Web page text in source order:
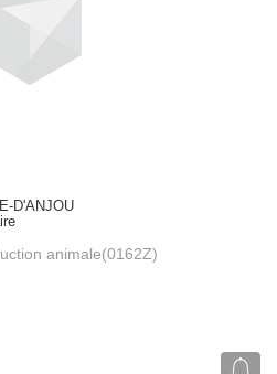
D'ANJOU
animale(0162Z)